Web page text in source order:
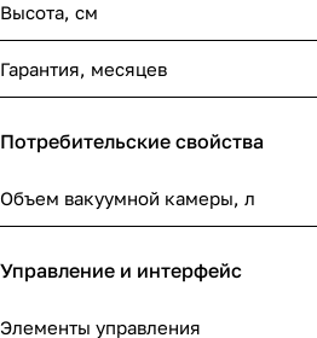
Высота, см
Гарантия, месяцев
Потребительские свойства
Объем вакуумной камеры, л
Управление и интерфейс
Элементы управления